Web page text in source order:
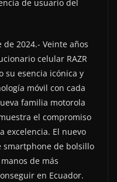
de usuario del
de 2024.- Veinte años
celular RAZR
su esencia icónica y
móvil con cada
familia motorola
el compromiso
excelencia. El nuevo
smartphone de bolsillo
de más
en Ecuador.